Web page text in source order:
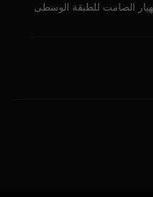
الصامت للطبقة الوسطى